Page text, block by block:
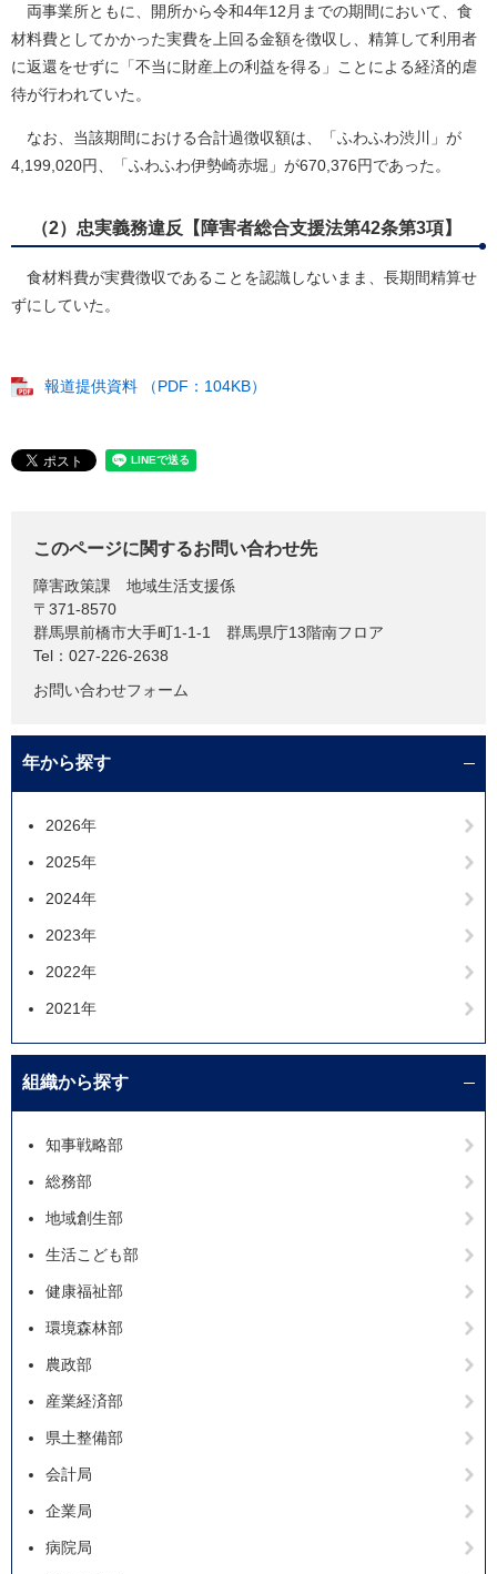
両事業所ともに、開所から令和4年12月までの期間において、食
材料費としてかかった実費を上回る金額を徴収し、精算して利用者
に返還をせずに「不当に財産上の利益を得る」ことによる経済的虐
待が行われていた。
なお、当該期間における合計過徴収額は、「ふわふわ渋川」が
4,199,020円、「ふわふわ伊勢崎赤堀」が670,376円であった。
（2）忠実義務違反【障害者総合支援法第42条第3項】
食材料費が実費徴収であることを認識しないまま、長期間精算せ
ずにしていた。
報道提供資料 （PDF：104KB）
このページに関するお問い合わせ先
障害政策課
地域生活支援係
〒371-8570
群馬県前橋市大手町1-1-1 群馬県庁13階南フロア
Tel：027-226-2638
お問い合わせフォーム
年から探す
2026年
2025年
2024年
2023年
2022年
2021年
組織から探す
知事戦略部
総務部
地域創生部
生活こども部
健康福祉部
環境森林部
農政部
産業経済部
県土整備部
会計局
企業局
病院局